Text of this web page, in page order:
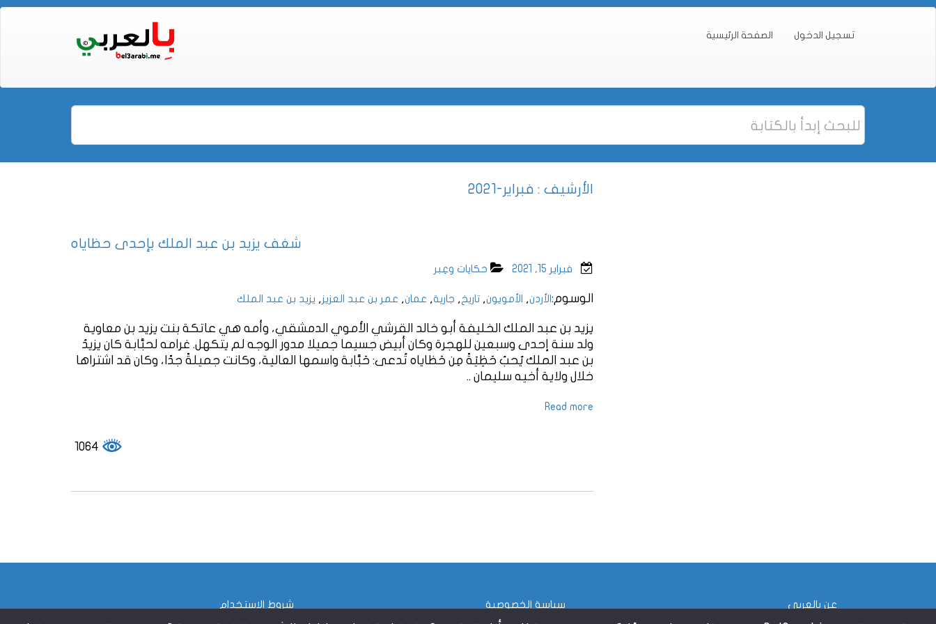
الصفحة الرئيسية تسجيل الدخول
الأرشيف : فبراير-2021
شغف يزيد بن عبد الملك بإحدى حظاياه
فبراير 15, 2021 حكايات وعِبر
الوسوم: الأردن, الأمويون, تاريخ, جارية, عمان, عمر بن عبد العزيز, يزيد بن عبد الملك
يزيد بن عبد الملك الخليفة أبو خالد القرشي الأموي الدمشقي، وأمه هي عاتكة بنت يزيد بن معاوية
ولد سنة إحدى وسبعين للهجرة وكان أبيض جسيما جميلا مدور الوجه لم يتكهل. غرامه لحبَّابة كان يزيدُ
بن عبد الملك يُحبُ حَظِيَةً مِن حَظاياه تُدعى: حَبَّابة واسمها العالية، وكانت جميلةً جدًا، وكان قد اشتراها
خلال ولاية أخيه سليمان ..
Read more
شروط الاستخدام سياسة الخصوصية عن بالعربي